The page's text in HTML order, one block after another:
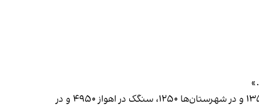
بر اساس گزارش ایسنا، قیمت نان لواش و تافتون در اهواز، ۱۳۰۰ و در شهرستان‌های خوزستان ۱۲۰۰، نان تنوری دولتی در اهواز ۱۳۵۰ و در شهرستان‌ها ۱۲۵۰، سنگک در اهواز ۴۹۵۰ و در